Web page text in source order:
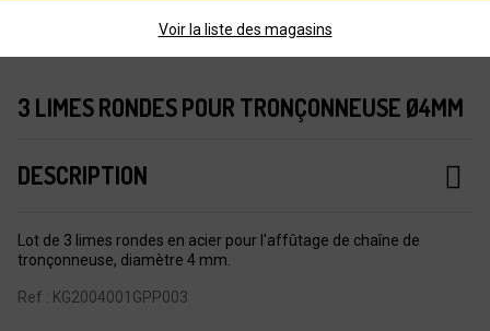
3 LIMES RONDES POUR TRONÇONNEUSE Ø4MM
DESCRIPTION
Lot de 3 limes rondes en acier pour l'affûtage de chaîne de
tronçonneuse, diamètre 4 mm.
Ref : KG2004001GPP003
Voir la liste des magasins